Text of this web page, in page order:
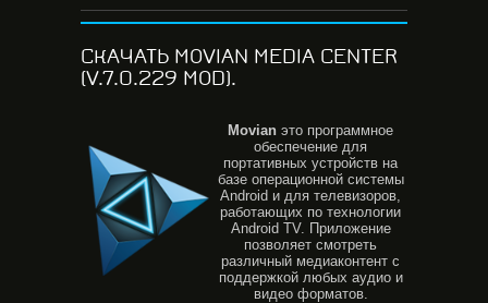
СКАЧАТЬ MОVIAN MEDIA CENTER
(V.7.0.229 MOD).
Movian это программное
обеспечение для
портативных устройств на
базе операционной системы
Android и для телевизоров,
работающих по технологии
Android TV. Приложение
позволяет смотреть
различный медиаконтент с
поддержкой любых аудио и
видео форматов.